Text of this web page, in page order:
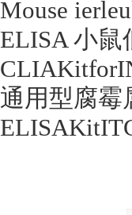
Mouse
ELISA小鼠
通用型腐霉